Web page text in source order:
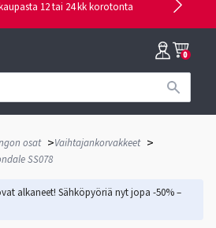
12 tai 24 kk korotonta
0
osat >Vaihtajankorvakkeet >
SS078
alkaneet! Sähköpyöriä nyt jopa -50% –